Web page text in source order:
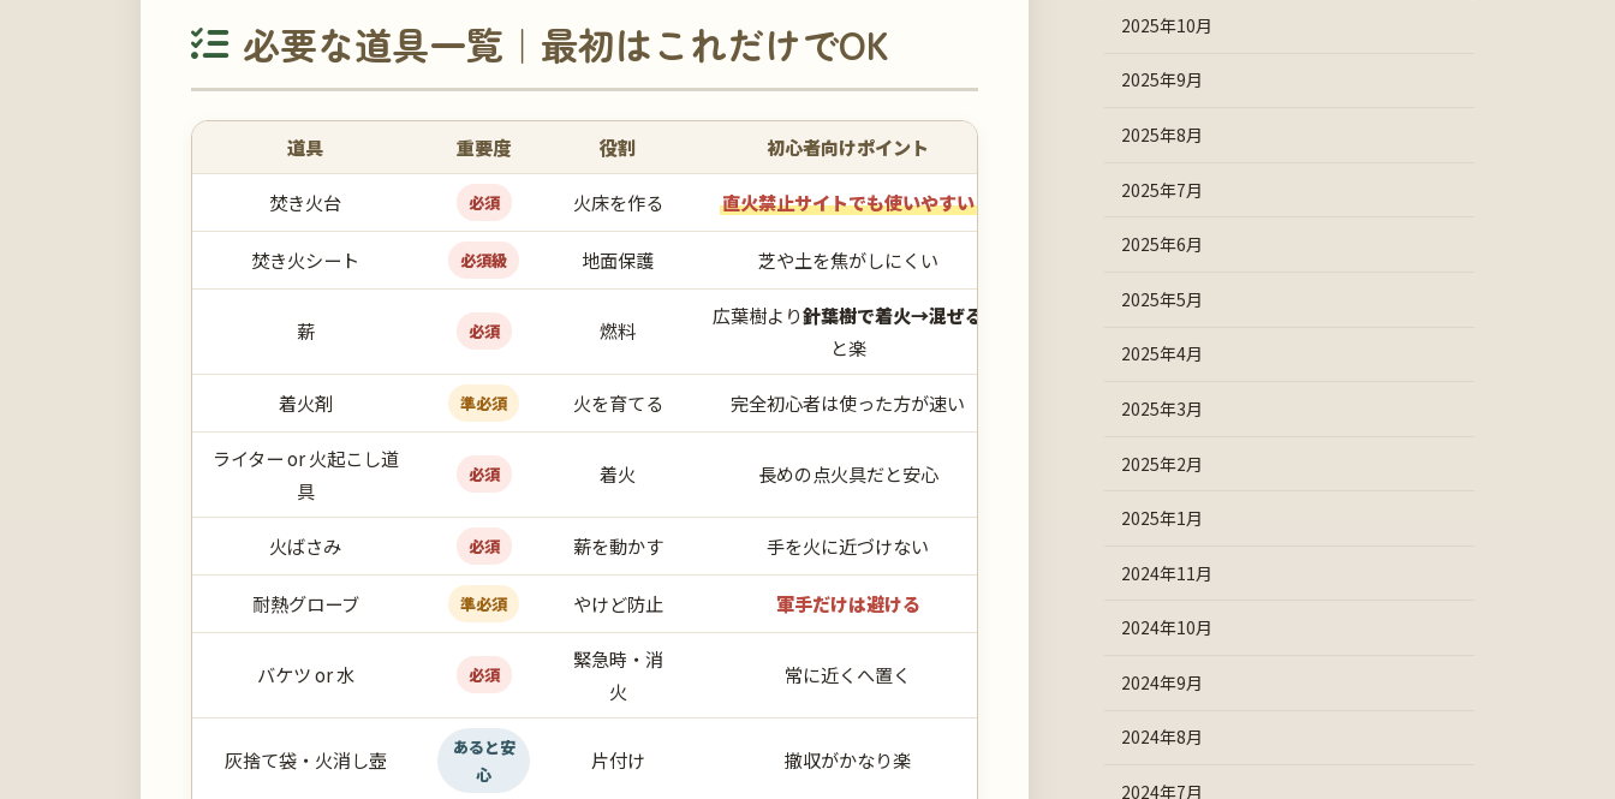
必要な道具一覧｜最初はこれだけでOK
道具 重要度 役割 初心者向けポイント
焚き火台 必須 火床を作る 直火禁止サイトでも使いやすい
焚き火シート 必須級 地面保護 芝や土を焦がしにくい
薪 必須 燃料
広葉樹より針葉樹で着火→混ぜる
と楽
着火剤 準必須 火を育てる 完全初心者は使った方が速い
ライター or 火起こし道
具
必須 着火 長めの点火具だと安心
火ばさみ 必須 薪を動かす 手を火に近づけない
耐熱グローブ 準必須 やけど防止 軍手だけは避ける
バケツ or 水 必須
緊急時・消
火
常に近くへ置く
灰捨て袋・火消し壺
あると安
心
片付け 撤収がかなり楽
2025年10月
2025年9月
2025年8月
2025年7月
2025年6月
2025年5月
2025年4月
2025年3月
2025年2月
2025年1月
2024年11月
2024年10月
2024年9月
2024年8月
2024年7月